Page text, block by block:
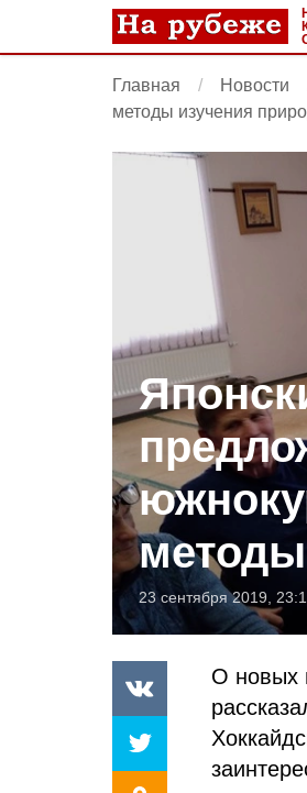
Главная Новости
методы изучения
23 сентября 2019,
О новых